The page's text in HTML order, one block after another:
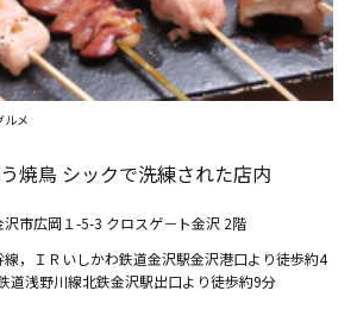
焼鳥 シックで洗練された店内
沢市広岡１-5-3 クロスゲ－ト金沢 2階
線，ＩＲいしかわ鉄道金沢駅金沢港口より徒歩約4
道浅野川線北鉄金沢駅出口より徒歩約9分
ルメ